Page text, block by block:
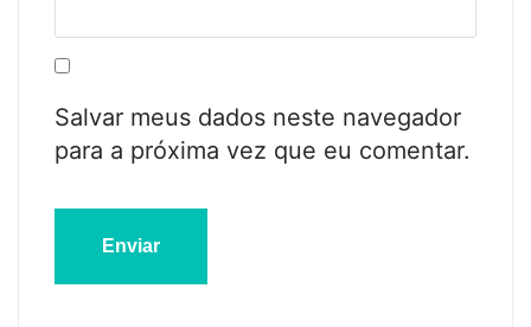
Salvar meus dados neste navegador
para a próxima vez que eu comentar.